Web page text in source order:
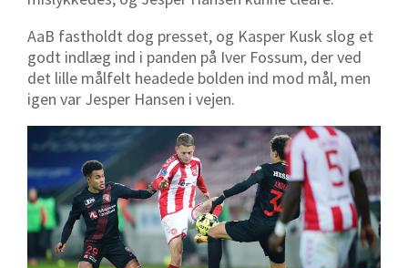
AaB fastholdt dog presset, og Kasper Kusk slog et
godt indlæg ind i panden på Iver Fossum, der ved
det lille målfelt headede bolden ind mod mål, men
igen var Jesper Hansen i vejen.